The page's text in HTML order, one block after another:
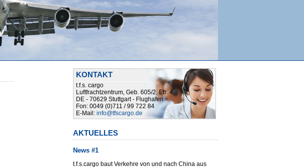
KONTAKT
t.f.s. cargo
Luftfrachtzentrum, Geb. 605/2, Eb. 4
DE - 70629 Stuttgart - Flughafen
Fon: 0049 (0)711 / 99 722 84
E-Mail: info@tfscargo.de
AKTUELLES
News #1
t.f.s.cargo baut Verkehre von und nach China aus